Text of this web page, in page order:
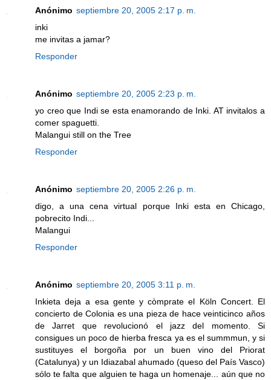
Anónimo septiembre 20, 2005 2:17 p. m.
inki
me invitas a jamar?
Responder
Anónimo septiembre 20, 2005 2:23 p. m.
yo creo que Indi se esta enamorando de Inki. AT invitalos a
comer spaguetti.
Malangui still on the Tree
Responder
Anónimo septiembre 20, 2005 2:26 p. m.
digo, a una cena virtual porque Inki esta en Chicago,
pobrecito Indi...
Malangui
Responder
Anónimo septiembre 20, 2005 3:11 p. m.
Inkieta deja a esa gente y còmprate el Köln Concert. El
concierto de Colonia es una pieza de hace veinticinco años
de Jarret que revolucionó el jazz del momento. Si
consigues un poco de hierba fresca ya es el summmun, y si
sustituyes el borgoña por un buen vino del Priorat
(Catalunya) y un Idiazabal ahumado (queso del País Vasco)
sólo te falta que alguien te haga un homenaje... aún que no